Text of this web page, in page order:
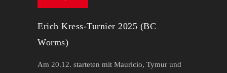
Erich Kress-Turnier 2025 (BC
Worms)
Am 20.12. starteten mit Mauricio, Tymur und